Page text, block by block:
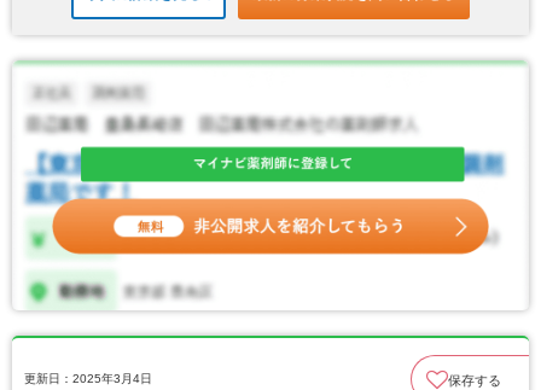
更新日：2025年3月4日 保存する